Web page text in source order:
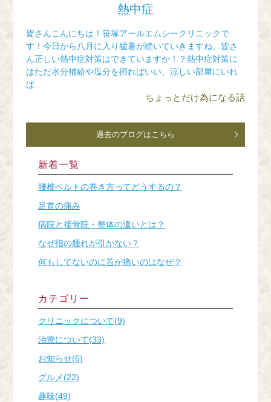
熱中症
皆さんこんにちは！笹塚アールエムシークリニックで
す！今日から八月に入り猛暑が続いていきますね。皆さ
ん正しい熱中症対策はできていますか！？熱中症対策に
はただ水分補給や塩分を摂ればいい、涼しい部屋にいれ
ば...
ちょっとだけ為になる話
過去のブログはこちら
新着一覧
腰椎ベルトの巻き方ってどうするの？
足首の痛み
病院と接骨院・整体の違いとは？
なぜ指の腫れが引かない？
何もしてないのに首が痛いのはなぜ？
カテゴリー
クリニックについて(9)
治療について(33)
お知らせ(6)
グルメ(22)
趣味(49)